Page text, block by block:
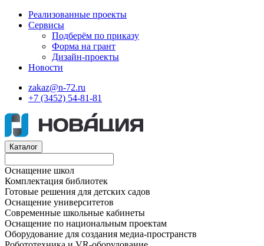
Реализованные проекты
Сервисы
Подберём по приказу
Форма на грант
Дизайн-проекты
Новости
zakaz@n-72.ru
+7 (3452) 54-81-81
Каталог
Оснащение школ
Комплектация библиотек
Готовые решения для детских садов
Оснащение университетов
Современные школьные кабинеты
Оснащение по национальным проектам
Оборудование для создания медиа-пространств